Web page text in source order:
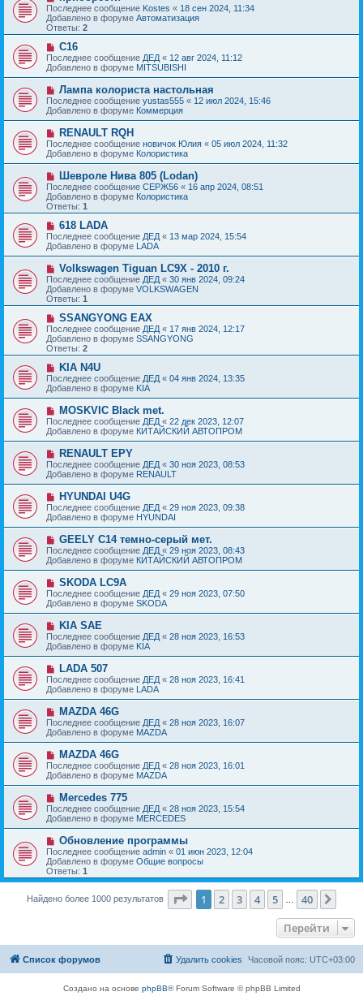
е
н
и
е
о
о
б
е
н
и
е
о
в
о
е
с
о
б
е
н
и
е
Последнее сообщение Kostes « 18 сен 2024, 11:34
Добавлено в форуме Автоматизация
Ответы: 2
Н
о
в
о
с
о
о
б
щ
е
н
и
е
C16
Последнее сообщение ДЕД « 12 авг 2024, 11:12
Добавлено в форуме MITSUBISHI
Н
о
в
о
е
с
о
о
б
е
н
и
е
Лампа колориста настольная
Последнее сообщение yustas555 « 12 июл 2024, 15:46
Добавлено в форуме Коммерция
Н
о
в
о
е
с
о
о
б
е
н
и
е
RENAULT RQH
Последнее сообщение новичок Юлия « 05 июл 2024, 11:32
Добавлено в форуме Колористика
Н
о
в
о
е
с
о
о
б
е
н
и
е
Шевроле Нива 805 (Lodan)
Последнее сообщение СЕРЖ56 « 16 апр 2024, 08:51
Добавлено в форуме Колористика
Ответы: 1
Н
о
в
о
е
о
о
б
е
н
и
е
618 LADA
Последнее сообщение ДЕД « 13 мар 2024, 15:54
Добавлено в форуме LADA
Н
о
в
о
е
с
о
о
б
щ
е
н
и
е
Volkswagen Tiguan LC9X - 2010 г.
Последнее сообщение ДЕД « 30 янв 2024, 09:24
Добавлено в форуме VOLKSWAGEN
Ответы: 1
Н
о
в
о
е
с
о
о
б
е
н
и
е
SSANGYONG EAX
Последнее сообщение ДЕД « 17 янв 2024, 12:17
Добавлено в форуме SSANGYONG
Ответы: 2
Н
о
в
о
е
с
о
о
б
щ
е
н
и
е
KIA N4U
Последнее сообщение ДЕД « 04 янв 2024, 13:35
Добавлено в форуме KIA
Н
о
в
о
е
с
о
о
б
щ
е
н
и
е
MOSKVIC Black met.
Последнее сообщение ДЕД « 22 дек 2023, 12:07
Добавлено в форуме КИТАЙСКИЙ АВТОПРОМ
Н
о
в
о
е
с
о
о
б
щ
е
н
и
е
RENAULT EPY
Последнее сообщение ДЕД « 30 ноя 2023, 08:53
Добавлено в форуме RENAULT
Н
о
в
о
с
о
о
б
щ
е
н
и
е
HYUNDAI U4G
Последнее сообщение ДЕД « 29 ноя 2023, 09:38
Добавлено в форуме HYUNDAI
Н
о
в
о
е
с
о
о
б
щ
е
н
и
е
GEELY C14 темно-серый мет.
Последнее сообщение ДЕД « 29 ноя 2023, 08:43
Добавлено в форуме КИТАЙСКИЙ АВТОПРОМ
Н
о
в
о
е
с
о
о
б
е
н
и
е
SKODA LC9A
Последнее сообщение ДЕД « 29 ноя 2023, 07:50
Добавлено в форуме SKODA
Н
о
в
о
е
с
о
о
б
щ
е
н
и
е
KIA SAE
Последнее сообщение ДЕД « 28 ноя 2023, 16:53
Добавлено в форуме KIA
Н
о
в
о
е
с
о
о
б
щ
е
н
и
е
LADA 507
Последнее сообщение ДЕД « 28 ноя 2023, 16:41
Добавлено в форуме LADA
Н
о
в
о
е
с
о
о
б
щ
е
н
и
е
MAZDA 46G
Последнее сообщение ДЕД « 28 ноя 2023, 16:07
Добавлено в форуме MAZDA
Н
о
в
о
е
с
о
о
б
щ
е
н
и
е
MAZDA 46G
Последнее сообщение ДЕД « 28 ноя 2023, 16:01
Добавлено в форуме MAZDA
Н
о
в
о
с
о
о
б
щ
н
Mercedes 775
Последнее сообщение ДЕД « 28 ноя 2023, 15:54
Добавлено в форуме MERCEDES
Н
о
в
о
е
о
н
е
Обновление программы
Последнее сообщение admin « 01 июн 2023, 12:04
Добавлено в форуме Общие вопросы
Ответы: 1
Найдено более 1000 результатов Страница из 40
1 2 3 4 5 40
Перейти
Список форумов Часовой пояс: UTC+03:00
Удалить cookies
Создано на основе phpBB® Forum Software © phpBB Limited